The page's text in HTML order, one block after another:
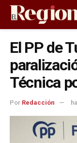
El PP de
Técnica
Por Redacción